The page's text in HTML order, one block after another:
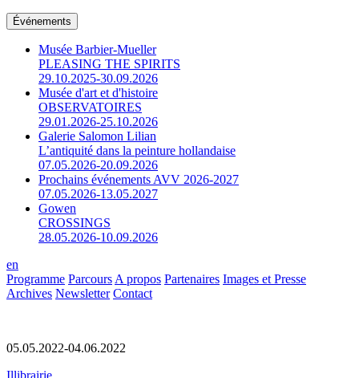
Événements
Musée Barbier-Mueller
PLEASING THE SPIRITS
29.10.2025-30.09.2026
Musée d'art et d'histoire
OBSERVATOIRES
29.01.2026-25.10.2026
Galerie Salomon Lilian
L’antiquité dans la peinture hollandaise
07.05.2026-20.09.2026
Prochains événements AVV 2026-2027
07.05.2026-13.05.2027
Gowen
CROSSINGS
28.05.2026-10.09.2026
en
Programme Parcours A propos Partenaires Images et Presse
Archives Newsletter Contact
05.05.2022-04.06.2022
Illibrairie